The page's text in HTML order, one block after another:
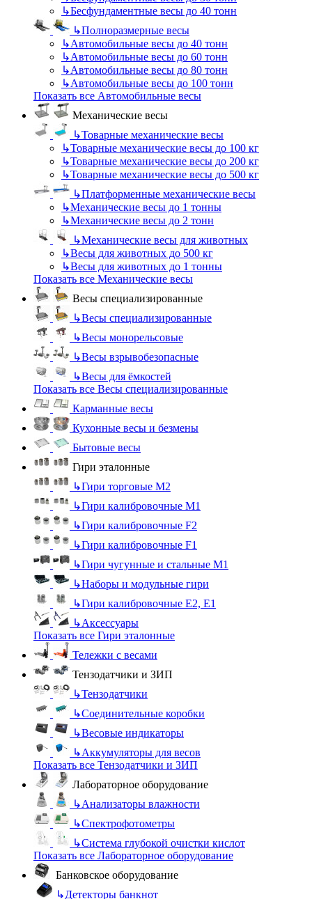
↳Бесфундаментные весы до 40 тонн
↳Полноразмерные весы
↳Автомобильные весы до 40 тонн
↳Автомобильные весы до 60 тонн
↳Автомобильные весы до 80 тонн
↳Автомобильные весы до 100 тонн
Показать все Автомобильные весы
Механические весы
↳Товарные механические весы
↳Товарные механические весы до 100 кг
↳Товарные механические весы до 200 кг
↳Товарные механические весы до 500 кг
↳Платформенные механические весы
↳Механические весы до 1 тонны
↳Механические весы до 2 тонн
↳Механические весы для животных
↳Весы для животных до 500 кг
↳Весы для животных до 1 тонны
Показать все Механические весы
Весы специализированные
↳Весы специализированные
↳Весы монорельсовые
↳Весы взрывобезопасные
↳Весы для ёмкостей
Показать все Весы специализированные
Карманные весы
Кухонные весы и безмены
Бытовые весы
Гири эталонные
↳Гири торговые М2
↳Гири калибровочные М1
↳Гири калибровочные F2
↳Гири калибровочные F1
↳Гири чугунные и стальные М1
↳Наборы и модульные гири
↳Гири калибровочные E2, Е1
↳Аксессуары
Показать все Гири эталонные
Тележки с весами
Тензодатчики и ЗИП
↳Тензодатчики
↳Соединительные коробки
↳Весовые индикаторы
↳Аккумуляторы для весов
Показать все Тензодатчики и ЗИП
Лабораторное оборудование
↳Анализаторы влажности
↳Спектрофотометры
↳Система глубокой очистки кислот
Показать все Лабораторное оборудование
Банковское оборудование
↳Детекторы банкнот